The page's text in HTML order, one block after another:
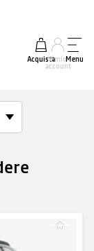
AcquistaIl mio
account
Menu